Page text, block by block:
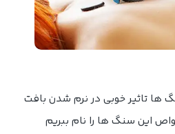
ها تاثیر خوبی در نرم شدن بافت
این سنگ ها را نام ببریم